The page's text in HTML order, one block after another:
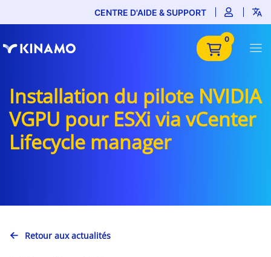
CENTRE D'AIDE & SUPPORT
0
Installation du pilote NVIDIA
VGPU pour ESXi via vCenter
Lifecycle manager
Retour aux actualités